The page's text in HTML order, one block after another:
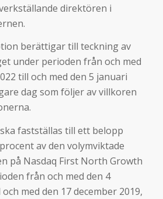
direktören i
berättigar till teckning av
under perioden från och med
till och med den 5 januari
dag som följer av villkoren
fastställas till ett belopp
av den volymviktade
på Nasdaq First North Growth
från och med den 4
med den 17 december 2019,